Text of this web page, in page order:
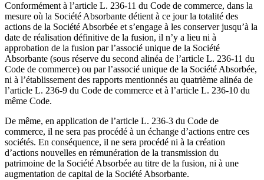
Conformément à l’article L. 236-11 du Code de commerce, dans la
mesure où la Société Absorbante détient à ce jour la totalité des
actions de la Société Absorbée et s’engage à les conserver jusqu’à la
date de réalisation définitive de la fusion, il n’y a lieu ni à
approbation de la fusion par l’associé unique de la Société
Absorbante (sous réserve du second alinéa de l’article L. 236-11 du
Code de commerce) ou par l’associé unique de la Société Absorbée,
ni à l’établissement des rapports mentionnés au quatrième alinéa de
l’article L. 236-9 du Code de commerce et à l’article L. 236-10 du
même Code.
De même, en application de l’article L. 236-3 du Code de
commerce, il ne sera pas procédé à un échange d’actions entre ces
sociétés. En conséquence, il ne sera procédé ni à la création
d’actions nouvelles en rémunération de la transmission du
patrimoine de la Société Absorbée au titre de la fusion, ni à une
augmentation de capital de la Société Absorbante.